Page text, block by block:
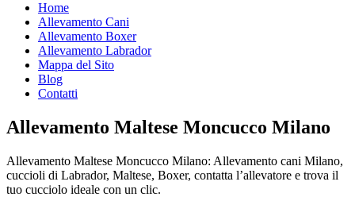
Home
Allevamento Cani
Allevamento Boxer
Allevamento Labrador
Mappa del Sito
Blog
Contatti
Allevamento Maltese Moncucco Milano
Allevamento Maltese Moncucco Milano: Allevamento cani Milano,
cuccioli di Labrador, Maltese, Boxer, contatta l’allevatore e trova il
tuo cucciolo ideale con un clic.